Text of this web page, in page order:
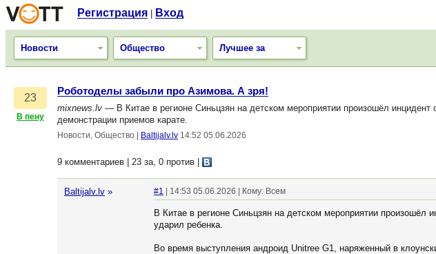
Регистрация Вход
Новости Общество Лучшее за
23
В пену
Роботоделы забыли про Азимова. А зря!
mixnews.lv — В Китае в регионе Синьцзян на детском мероприятии произошёл
демонстрации приемов карате.
Новости, Общество Baltijalv.lv 14:52 05.06.2026
9 комментариев | 23 за, 0 против
Baltijalv.lv » #1 | 14:53 05.06.2026 | Кому: Всем
В Китае в регионе Синьцзян на детском мероприятии произошёл
ударил ребенка.
Во время выступления андроид Unitree G1, наряженный в